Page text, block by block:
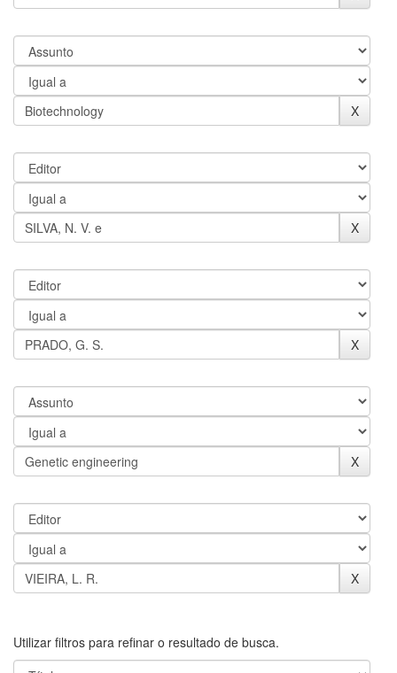
Utilizar filtros para refinar o resultado de busca.